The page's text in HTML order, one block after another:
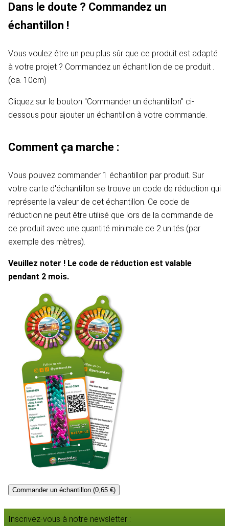
Dans le doute ? Commandez un
échantillon !
Vous voulez être un peu plus sûr que ce produit est adapté
à votre projet ? Commandez un échantillon de ce produit .
(ca. 10cm)
Cliquez sur le bouton "Commander un échantillon" ci-
dessous pour ajouter un échantillon à votre commande.
Comment ça marche :
Vous pouvez commander 1 échantillon par produit. Sur
votre carte d'échantillon se trouve un code de réduction qui
représente la valeur de cet échantillon. Ce code de
réduction ne peut être utilisé que lors de la commande de
ce produit avec une quantité minimale de 2 unités (par
exemple des mètres).
Veuillez noter ! Le code de réduction est valable
pendant 2 mois.
Commander un échantillon (0,65 €)
Inscrivez-vous à notre newsletter :